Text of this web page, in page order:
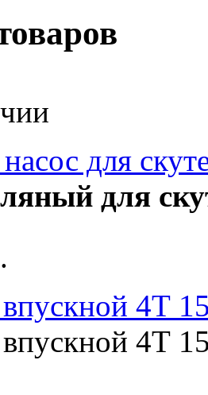
для
для
впускной 4Т
впускной 4Т